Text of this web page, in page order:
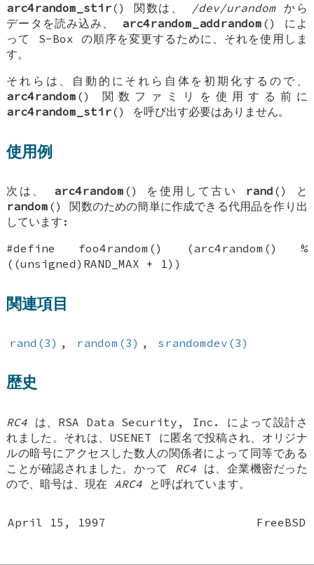
arc4random_stir() 関数は、 /dev/urandomから
データを読み込み、 arc4random_addrandom () によ
って S-Box の順序を変更するために、それを使用しま
す。
それらは、自動的にそれら自体を初期化するので、
arc4random () 関数ファミリを使用する前に
arc4random_stir() を呼び出す必要はありません。
使用例
次は、 arc4random () を使用して古い rand () と
random () 関数のための簡単に作成できる代用品を作り出
しています:
#define foo4random() (arc4random() %
((unsigned)RAND_MAX + 1))
関連項目
rand(3) , random(3) , srandomdev(3)
歴史
RC4 は、RSA Data Security, Inc. によって設計さ
れました。それは、USENET に匿名で投稿され、オリジナ
ルの暗号にアクセスした数人の関係者によって同等である
ことが確認されました。かって RC4 は、企業機密だった
ので、暗号は、現在 ARC4 と呼ばれています。
April 15, 1997 FreeBSD